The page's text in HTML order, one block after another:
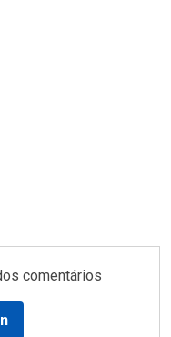
comentários